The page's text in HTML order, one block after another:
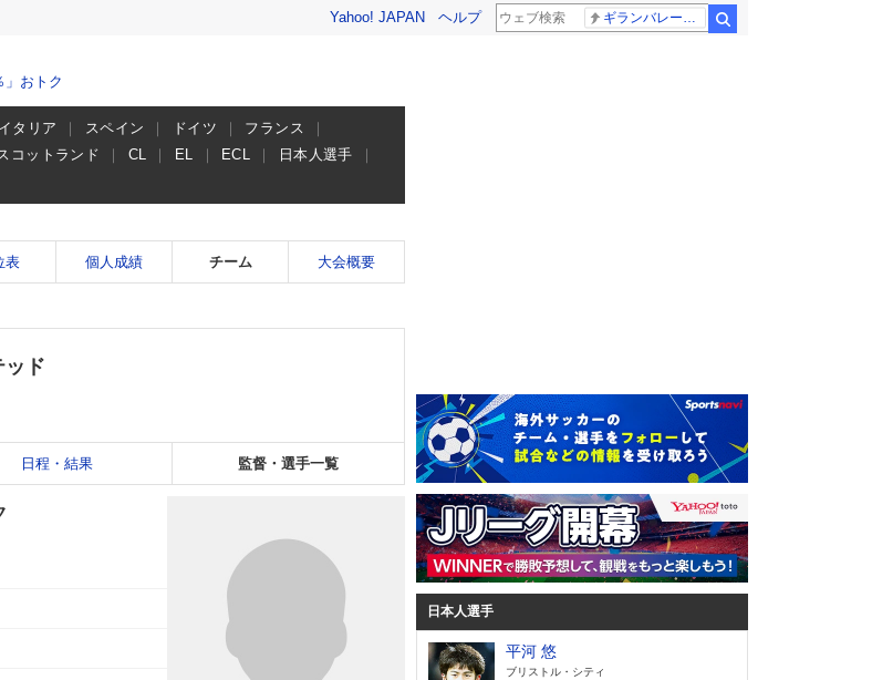
Yahoo! JAPAN ヘルプ
」おトク
イタリア スペイン ドイツ
フランス
コットランド CL EL ECL
日本人選手
表 個人成績 チーム 大会概要
ッド
日程・結果 監督・選手一覧
日本人選手
平河 悠
ブリストル・シティ